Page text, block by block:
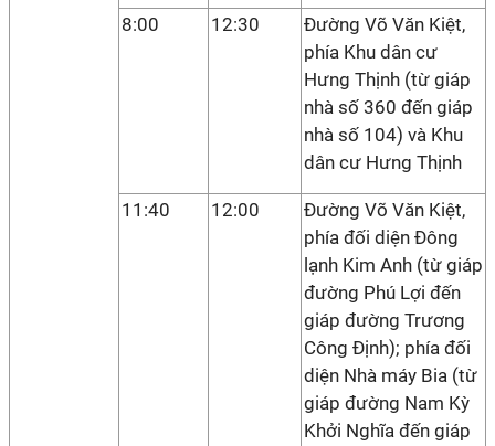
8:00 12:30
Đường Võ Văn Kiệt,
phía Khu dân cư
Hưng Thịnh (từ giáp
nhà số 360 đến giáp
nhà số 104) và Khu
dân cư Hưng Thịnh
11:40 12:00
Đường Võ Văn Kiệt,
phía đối diện Đông
lạnh Kim Anh (từ giáp
đường Phú Lợi đến
giáp đường Trương
Công Định); phía đối
diện Nhà máy Bia (từ
giáp đường Nam Kỳ
Khởi Nghĩa đến giáp